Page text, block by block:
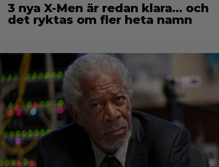
3 nya X-Men är redan klara… och
det ryktas om fler heta namn